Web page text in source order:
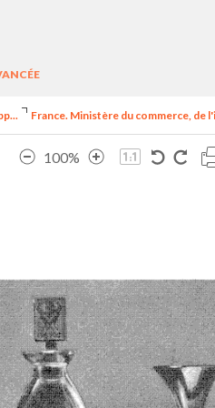
France. Ministère du commerce, de
100%